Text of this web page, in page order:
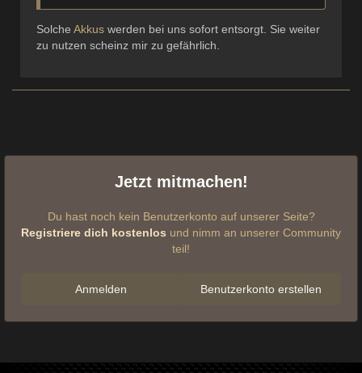
Solche Akkus werden bei uns sofort entsorgt. Sie weiter
zu nutzen scheinz mir zu gefährlich.
Jetzt mitmachen!
Du hast noch kein Benutzerkonto auf unserer Seite?
Registriere dich kostenlos und nimm an unserer Community
teil!
Benutzerkonto erstellen
Anmelden